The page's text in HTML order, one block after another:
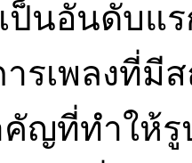
ป็นอันดับแ
รเพลงที่มี
ญที่ทำให้รู